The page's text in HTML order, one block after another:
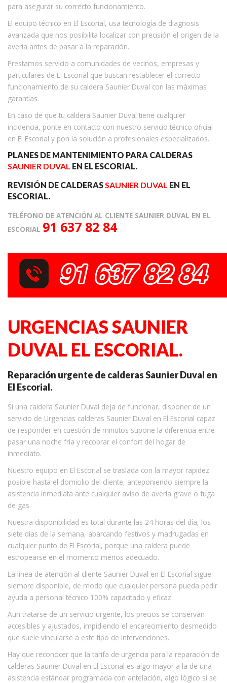
para asegurar su correcto funcionamiento.
El equipo técnico en El Escorial, usa tecnología de diagnosis
avanzada que nos posibilita localizar con precisión el origen de la
avería antes de pasar a la reparación.
Prestamos servicio a comunidades de vecinos, empresas y
particulares de El Escorial que buscan restablecer el correcto
funcionamiento de su caldera Saunier Duval con las máximas
garantías.
En caso de que tu caldera Saunier Duval tiene cualquier
incidencia, ponte en contacto con nuestro servicio técnico oficial
en El Escorial y pon la solución a profesionales especializados.
PLANES DE MANTENIMIENTO PARA CALDERAS
SAUNIER DUVAL EN EL ESCORIAL.
REVISIÓN DE CALDERASSAUNIER DUVAL EN EL
ESCORIAL.
TELÉFONO DE ATENCIÓN AL CLIENTE SAUNIER DUVAL EN EL
ESCORIAL 91 637 82 84.
URGENCIAS SAUNIER
DUVAL EL ESCORIAL.
Reparación urgente de calderas Saunier Duval en
El Escorial.
Si una caldera Saunier Duval deja de funcionar, disponer de un
servicio de Urgencias calderas Saunier Duval en El Escorial capaz
de responder en cuestión de minutos supone la diferencia entre
pasar una noche fría y recobrar el confort del hogar de
inmediato.
Nuestro equipo en El Escorial se traslada con la mayor rapidez
posible hasta el domicilio del cliente, anteponiendo siempre la
asistencia inmediata ante cualquier aviso de avería grave o fuga
de gas.
Nuestra disponibilidad es total durante las 24 horas del día, los
siete días de la semana, abarcando festivos y madrugadas en
cualquier punto de El Escorial, porque una caldera puede
estropearse en el momento menos adecuado.
La línea de atención al cliente Saunier Duval en El Escorial sigue
siempre disponible, de modo que cualquier persona pueda pedir
ayuda a personal técnico 100% capacitado y eficaz.
Aun tratarse de un servicio urgente, los precios se conservan
accesibles y ajustados, impidiendo el encarecimiento desmedido
que suele vincularse a este tipo de intervenciones.
Hay que reconocer que la tarifa de urgencia para la reparación de
calderas Saunier Duval en El Escorial es algo mayor a la de una
asistencia estándar programada con antelación, algo lógico si se